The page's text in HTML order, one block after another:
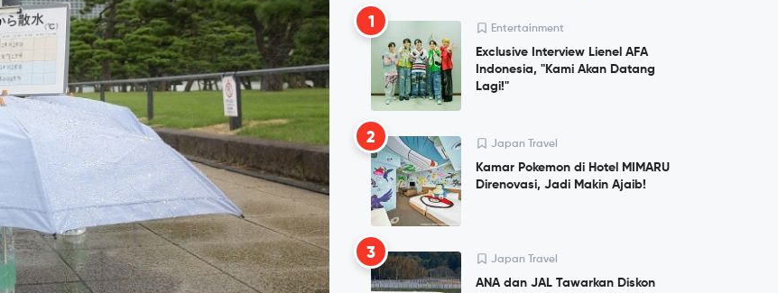
1 Entertainment
Exclusive Interview Lienel AFA
Indonesia, "Kami Akan Datang
Lagi!"
2 Japan Travel
Kamar Pokemon di Hotel MIMARU
Direnovasi, Jadi Makin Ajaib!
3 Japan Travel
ANA dan JAL Tawarkan Diskon